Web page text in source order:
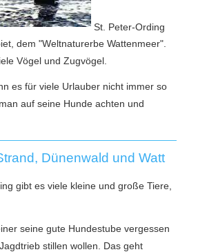
St. Peter-Ording
dem "Weltnaturerbe Wattenmeer".
Vögel und Zugvögel.
es für viele Urlauber nicht immer so
auf seine Hunde achten und
Dünenwald und Watt
gibt es viele kleine und große Tiere,
seine gute Hundestube vergessen
stillen wollen. Das geht